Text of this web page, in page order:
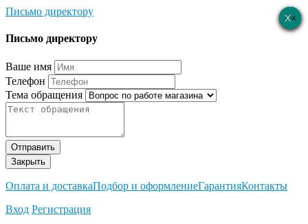
Письмо директору
×
Письмо директору
Ваше имя
Телефон
Тема обращения
Отправить
Закрыть
Оплата и доставкаПодбор и оформлениеГарантияКонтакты
Вход Регистрация
×
×
×
×